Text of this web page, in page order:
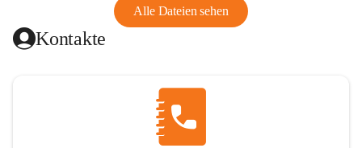
Alle Dateien sehen
Kontakte